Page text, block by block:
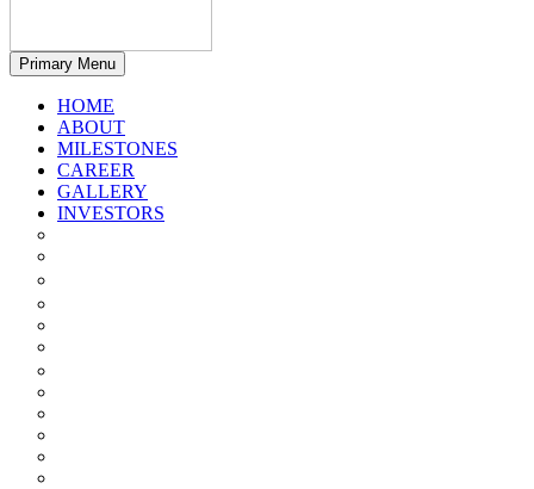
Primary Menu
HOME
ABOUT
MILESTONES
CAREER
GALLERY
INVESTORS